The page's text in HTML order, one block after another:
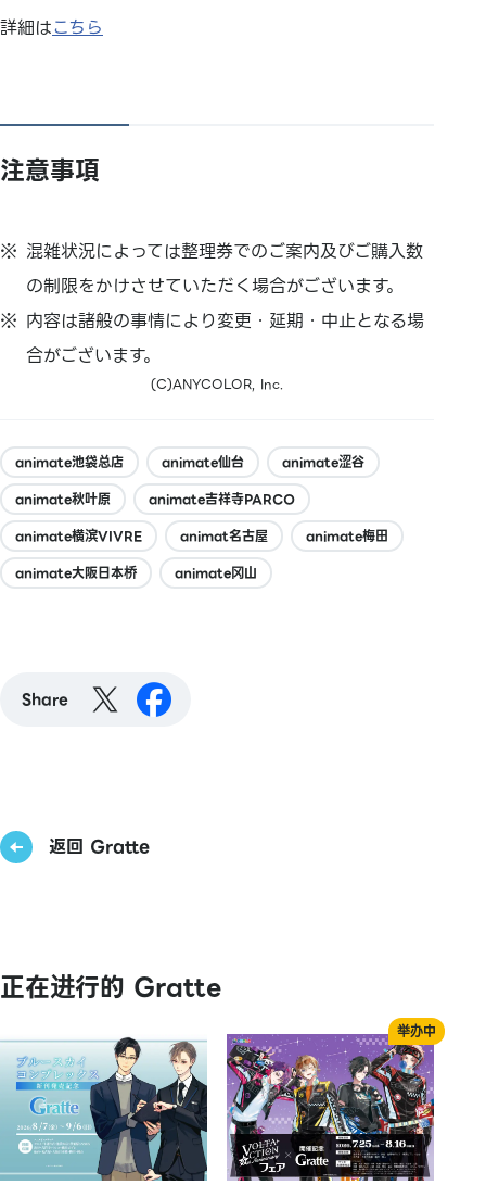
詳細はこちら
注意事項
混雑状況によっては整理券でのご案内及びご購入数
の制限をかけさせていただく場合がございます。
内容は諸般の事情により変更・延期・中止となる場
合がございます。
(C)ANYCOLOR, Inc.
animate池袋总店 animate仙台
animate涩谷
animate秋叶原
animate吉祥寺PARCO
animate横滨VIVRE
animat名古屋
animate梅田
animate大阪日本桥
animate冈山
Share
返回 Gratte
正在进行的 Gratte